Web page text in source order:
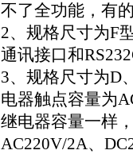
不了全功能，有
2、规格尺寸为F
通讯接口和
3、规格尺寸为D
电器触点容量为
继电器容量一样
AC220V/2A、